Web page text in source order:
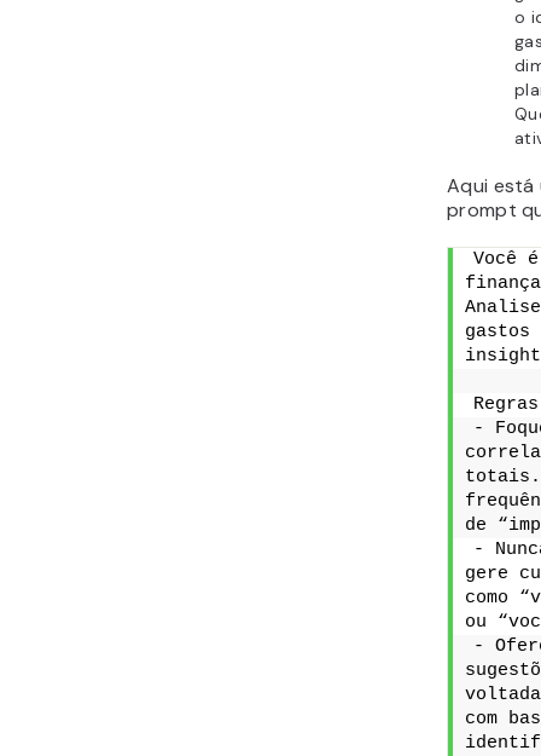
o
Aqui está
prompt
Você
gastos
-
totais.
de
-
gere
como
ou
-
com